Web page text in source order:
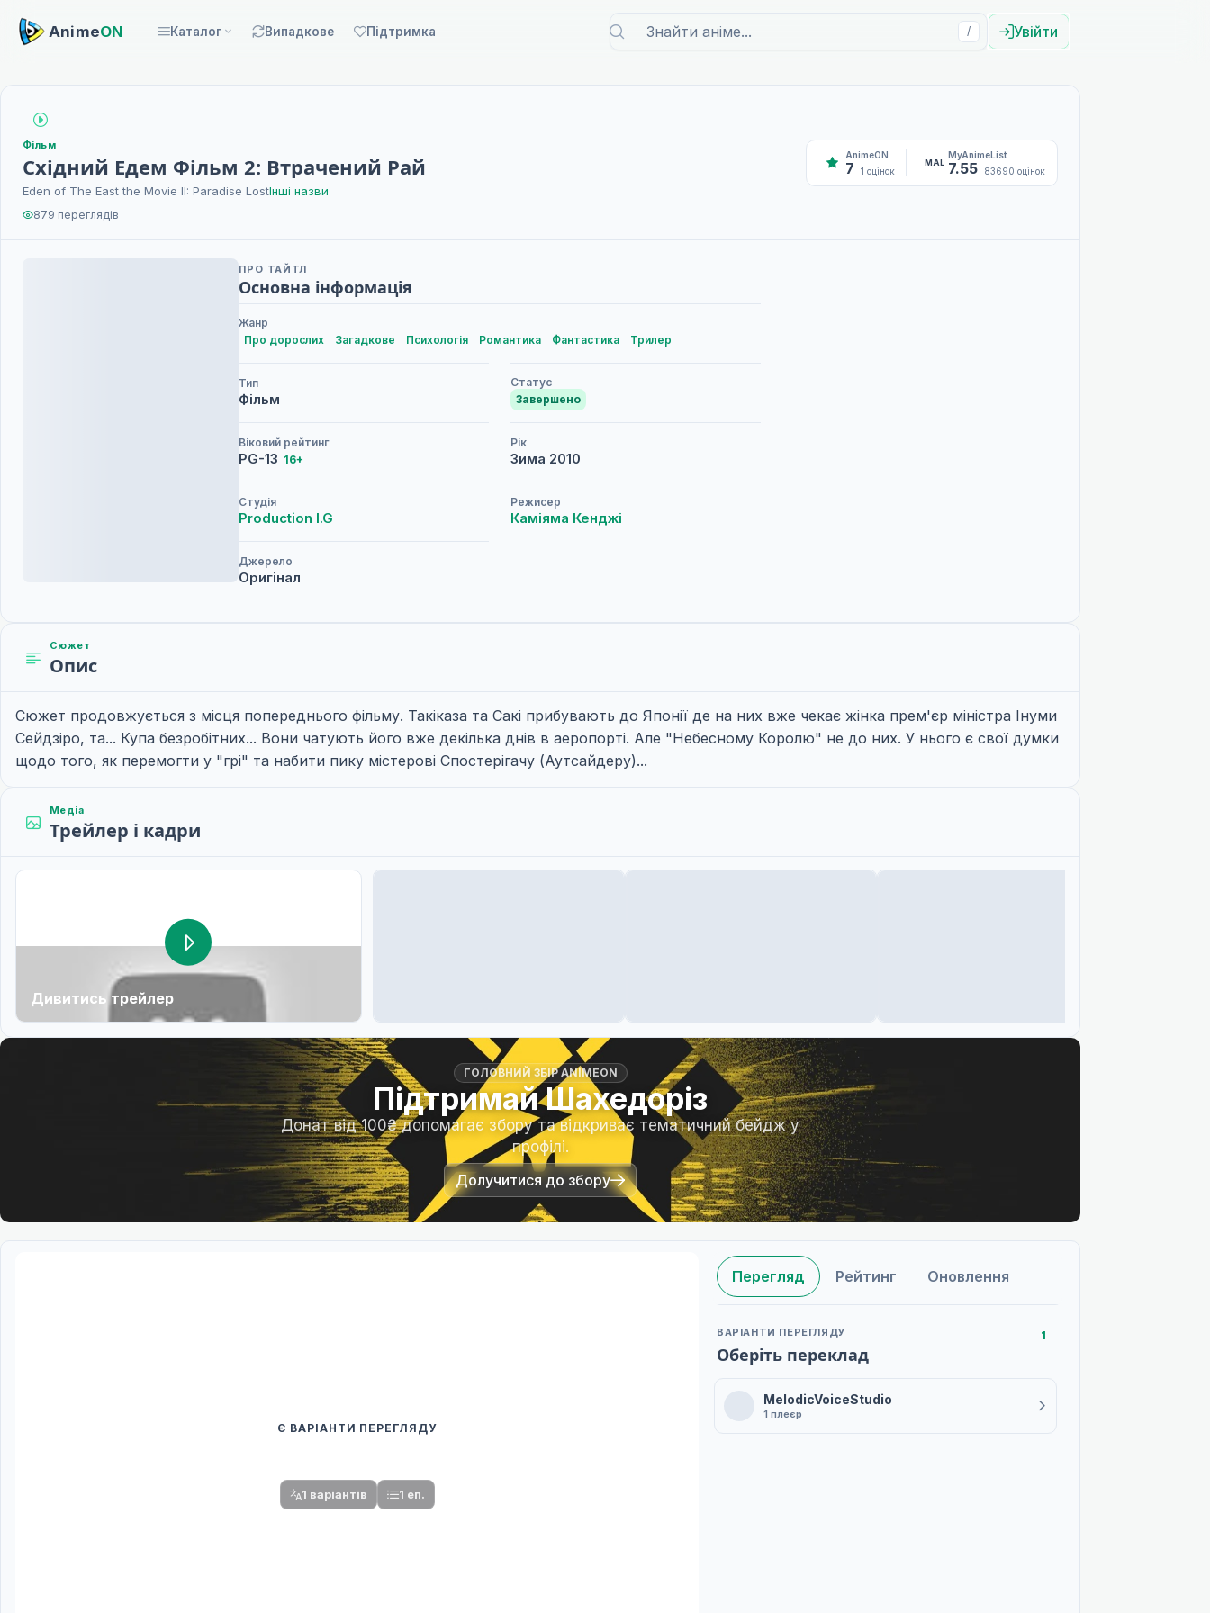
AnimeON Каталог Випадкове Підтримка / Увійти
Фільм
Східний Едем Фільм 2: Втрачений Рай
Eden of The East the Movie II: Paradise LostІнші назви
879 переглядів
AnimeON
7 1 оцінок
MAL
MyAnimeList
7.55 83690 оцінок
ПРО ТАЙТЛ
Основна інформація
Жанр
Про дорослих
Загадкове Психологія Романтика Фантастика Трилер
Тип
Фільм
Статус
Завершено
Віковий рейтинг
PG-13 16+
Рік
Зима 2010
Студія
Production I.G
Режисер
Каміяма Кенджі
Джерело
Оригінал
Сюжет
Опис
Сюжет продовжується з місця попереднього фільму. Такіказа та Сакі прибувають до Японії де на них вже чекає жінка прем'єр міністра Інуми
Сейдзіро, та... Купа безробітних... Вони чатують його вже декілька днів в аеропорті. Але "Небесному Королю" не до них. У нього є свої думки
щодо того, як перемогти у "грі" та набити пику містерові Спостерігачу (Аутсайдеру)...
Медіа
Трейлер і кадри
Дивитись трейлер
ГОЛОВНИЙ ЗБІР ANIMEON
Підтримай Шахедоріз
Донат від 100₴ допомагає збору та відкриває тематичний бейдж у
профілі.
Долучитися до збору
Є ВАРІАНТИ ПЕРЕГЛЯДУ
1 варіантів 1 еп.
Перегляд Рейтинг Оновлення
ВАРІАНТИ ПЕРЕГЛЯДУ
Оберіть переклад
1
MelodicVoiceStudio
1 плеєр